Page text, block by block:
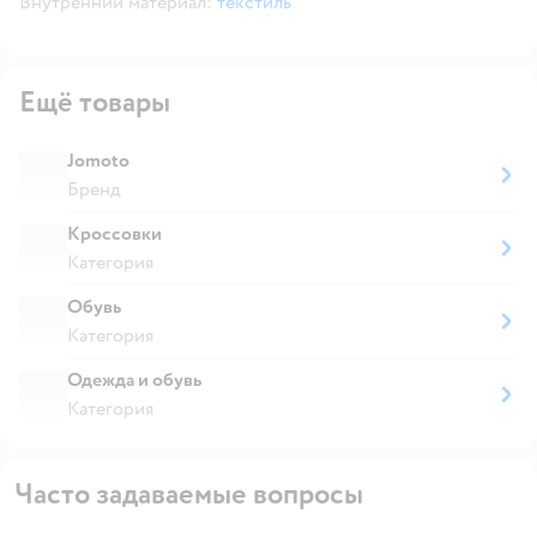
Ещё товары
Jomoto
Бренд
Кроссовки
Категория
Обувь
Категория
Одежда и обувь
Категория
Часто задаваемые вопросы